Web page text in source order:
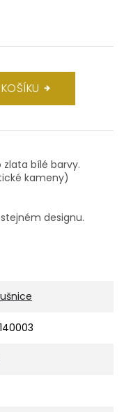
bílé barvy.
kameny)
designu.